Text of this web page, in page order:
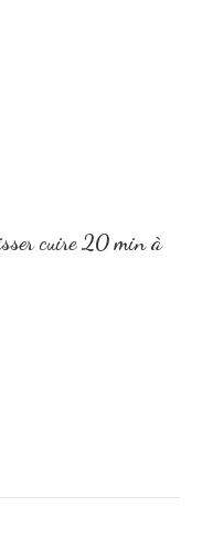
cuire 20 min à